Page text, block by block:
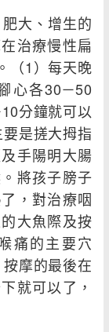
大、增生的
治療慢性扁
（1）每天晚
心各30－50
分鐘就可以
是搓大拇指
手陽明大腸
將孩子膀子
，對治療咽
大魚際及按
痛的主要穴
摩的最後在
就可以了，